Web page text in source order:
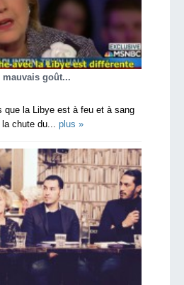
goût...
que la Libye est à feu et à sang
la chute du... plus »